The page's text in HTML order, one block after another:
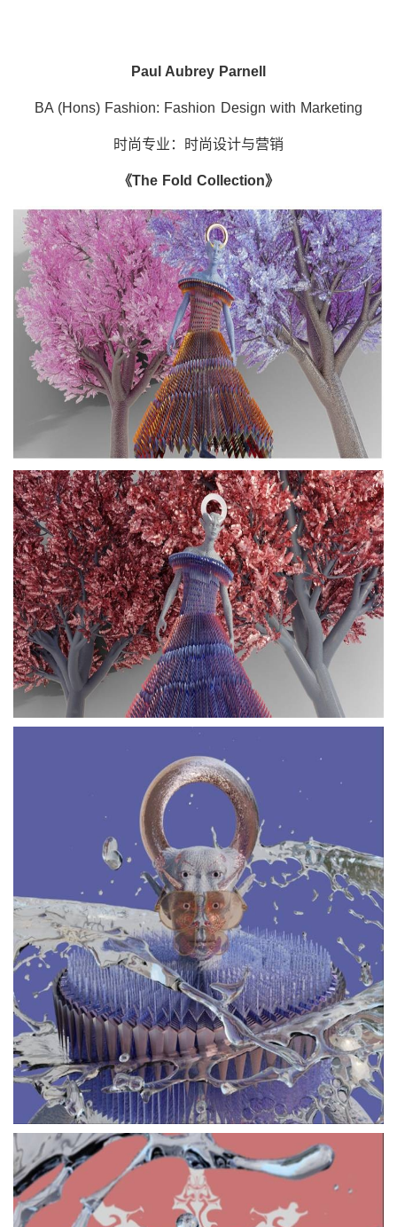
Paul Aubrey Parnell
BA (Hons) Fashion: Fashion Design with Marketing
时尚专业：时尚设计与营销
《The Fold Collection》